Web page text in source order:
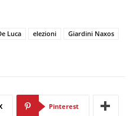
Luca elezioni
Giardini Naxos
Pinterest